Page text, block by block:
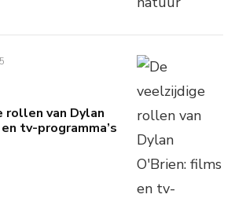
rollen van Dylan
tv-programma’s